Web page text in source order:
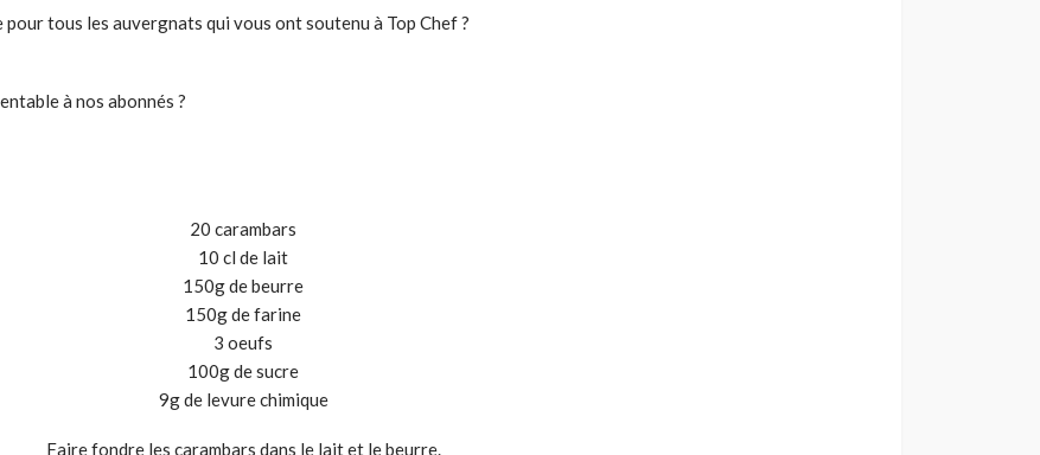
tous les auvergnats qui vous ont soutenu à Top Chef ?
à nos abonnés ?
20 carambars
10 cl de lait
150g de beurre
150g de farine
3 oeufs
100g de sucre
9g de levure chimique
Faire fondre les carambars dans le lait et le beurre.